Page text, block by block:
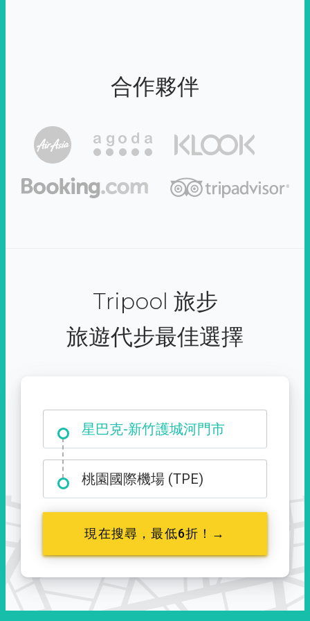
合作夥伴
Tripool 旅步
旅遊代步最佳選擇
大霸尖山登山口
桃園國際機場 (TPE)
現在搜尋，最低6折！→